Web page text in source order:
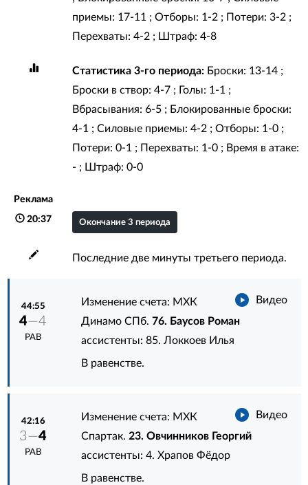
приемы: 17-11 ; Отборы: 1-2 ; Потери: 3-2 ;
Перехваты: 4-2 ; Штраф: 4-8
Статистика 3-го периода:Броски: 13-14 ;
Броски в створ: 4-7 ; Голы: 1-1 ;
Вбрасывания: 6-5 ; Блокированные броски:
4-1 ; Силовые приемы: 4-2 ; Отборы: 1-0 ;
Потери: 0-1 ; Перехваты: 1-0 ; Время в атаке:
- ; Штраф: 0-0
Реклама
20:37 Окончание 3 периода
Последние две минуты третьего периода.
44:55
4—4
РАВ
Видео
Изменение счета: МХК
Динамо СПб.76. Баусов Роман
ассистенты:85. Локкоев Илья
В равенстве.
42:16
3—4
РАВ
Видео
Изменение счета: МХК
Спартак.23. Овчинников Георгий
ассистенты:4. Храпов Фёдор
В равенстве.